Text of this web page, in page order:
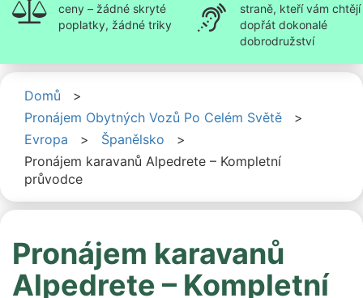
ceny – žádné skryté
poplatky, žádné triky
straně, kteří vám chtějí
dopřát dokonalé
dobrodružství
Domů
>
Pronájem Obytných Vozů Po Celém Světě
>
Evropa
> Španělsko
>
Pronájem karavanů Alpedrete – Kompletní
průvodce
Pronájem karavanů
Alpedrete – Kompletní